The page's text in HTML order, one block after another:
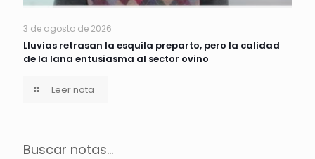
3 de agosto de 2026
Lluvias retrasan la esquila preparto, pero la calidad
de la lana entusiasma al sector ovino
Leer nota
Buscar notas...